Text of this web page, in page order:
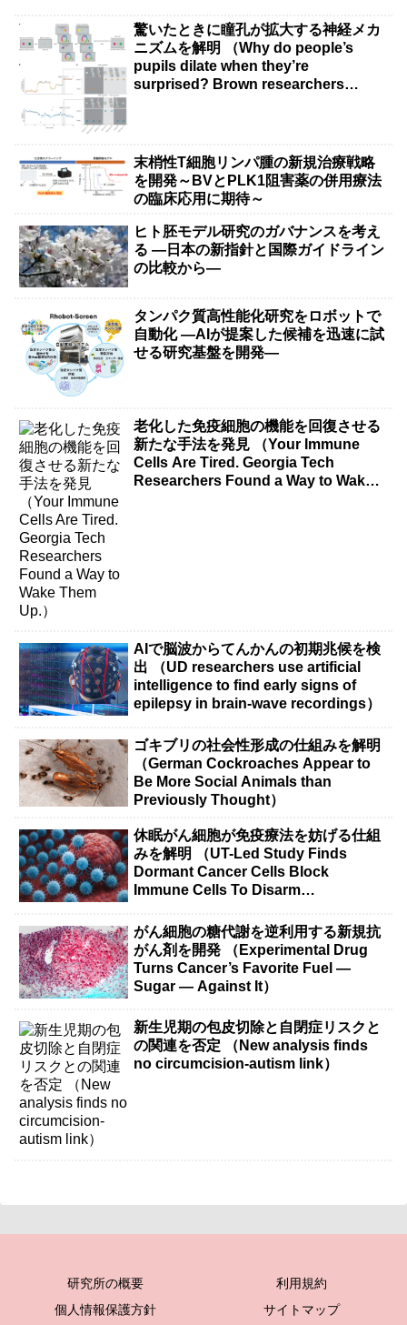
驚いたときに瞳孔が拡大する神経メカ
ニズムを解明 （Why do people’s
pupils dilate when they’re
surprised? Brown researchers
末梢性T細胞リンパ腫の新規治療戦略
を開発～BVとPLK1阻害薬の併用療法
の臨床応用に期待～
ヒト胚モデル研究のガバナンスを考え
る ―日本の新指針と国際ガイドライン
の比較から―
タンパク質高性能化研究をロボットで
自動化 ―AIが提案した候補を迅速に試
せる研究基盤を開発―
老化した免疫細胞の機能を回復させる
新たな手法を発見 （Your Immune
Cells Are Tired. Georgia Tech
Researchers Found a Way to Wake
AIで脳波からてんかんの初期兆候を検
出 （UD researchers use artificial
intelligence to find early signs of
epilepsy in brain-wave recordings）
ゴキブリの社会性形成の仕組みを解明
（German Cockroaches Appear to
Be More Social Animals than
Previously Thought）
休眠がん細胞が免疫療法を妨げる仕組
みを解明 （UT-Led Study Finds
Dormant Cancer Cells Block
Immune Cells To Disarm
がん細胞の糖代謝を逆利用する新規抗
がん剤を開発 （Experimental Drug
Turns Cancer’s Favorite Fuel —
Sugar — Against It）
新生児期の包皮切除と自閉症リスクと
の関連を否定 （New analysis finds
no circumcision-autism link）
研究所の概要
利用規約
個人情報保護方針
サイトマップ